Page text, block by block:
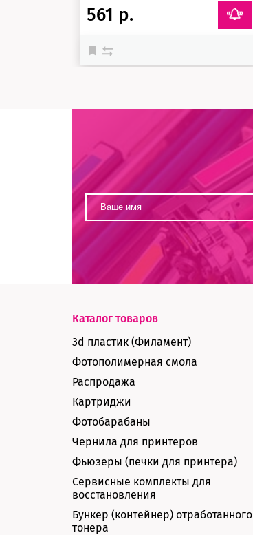
561 р.
Каталог товаров
3d пластик (Филамент)
Фотополимерная смола
Распродажа
Картриджи
Фотобарабаны
Чернила для принтеров
Фьюзеры (печки для принтера)
Сервисные комплекты для
восстановления
Бункер (контейнер) отработанного
тонера